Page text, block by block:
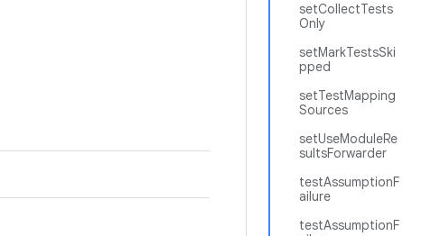
setCollectTests
Only
setMarkTestsSki
pped
setTestMapping
Sources
setUseModuleRe
sultsForwarder
testAssumptionF
ailure
testAssumptionF